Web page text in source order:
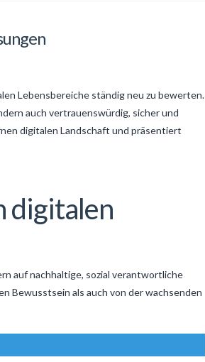
Lebensbereiche ständig neu zu bewerten.
auch vertrauenswürdig, sicher und
digitalen Landschaft und präsentiert
digitalen
auf nachhaltige, sozial verantwortliche
Bewusstsein als auch von der wachsenden